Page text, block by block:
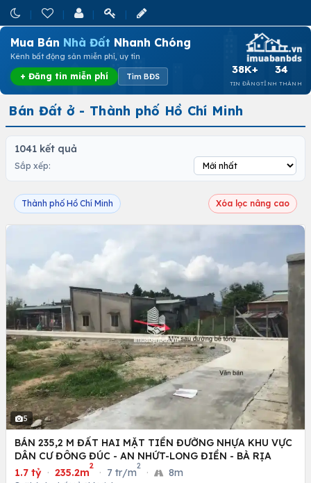
Mua Bán Nhà Đất Nhanh Chóng
Kênh bất động sản miễn phí, uy tín
+ Đăng tin miễn phí Tìm BĐS
38K+
TIN ĐĂNG
34
TỈNH THÀNH
Bán Đất ở - Thành phố Hồ Chí Minh
1041 kết quả
Sắp xếp:
Thành phố Hồ Chí Minh Xóa lọc nâng cao
5
BÁN 235,2 M ĐẤT HAI MẶT TIỀN ĐƯỜNG NHỰA KHU VỰC
DÂN CƯ ĐÔNG ĐÚC - AN NHỨT-LONG ĐIỀN - BÀ RỊA
1.7 tỷ · 235.2m
2
· 7 tr/m
2
· 8m